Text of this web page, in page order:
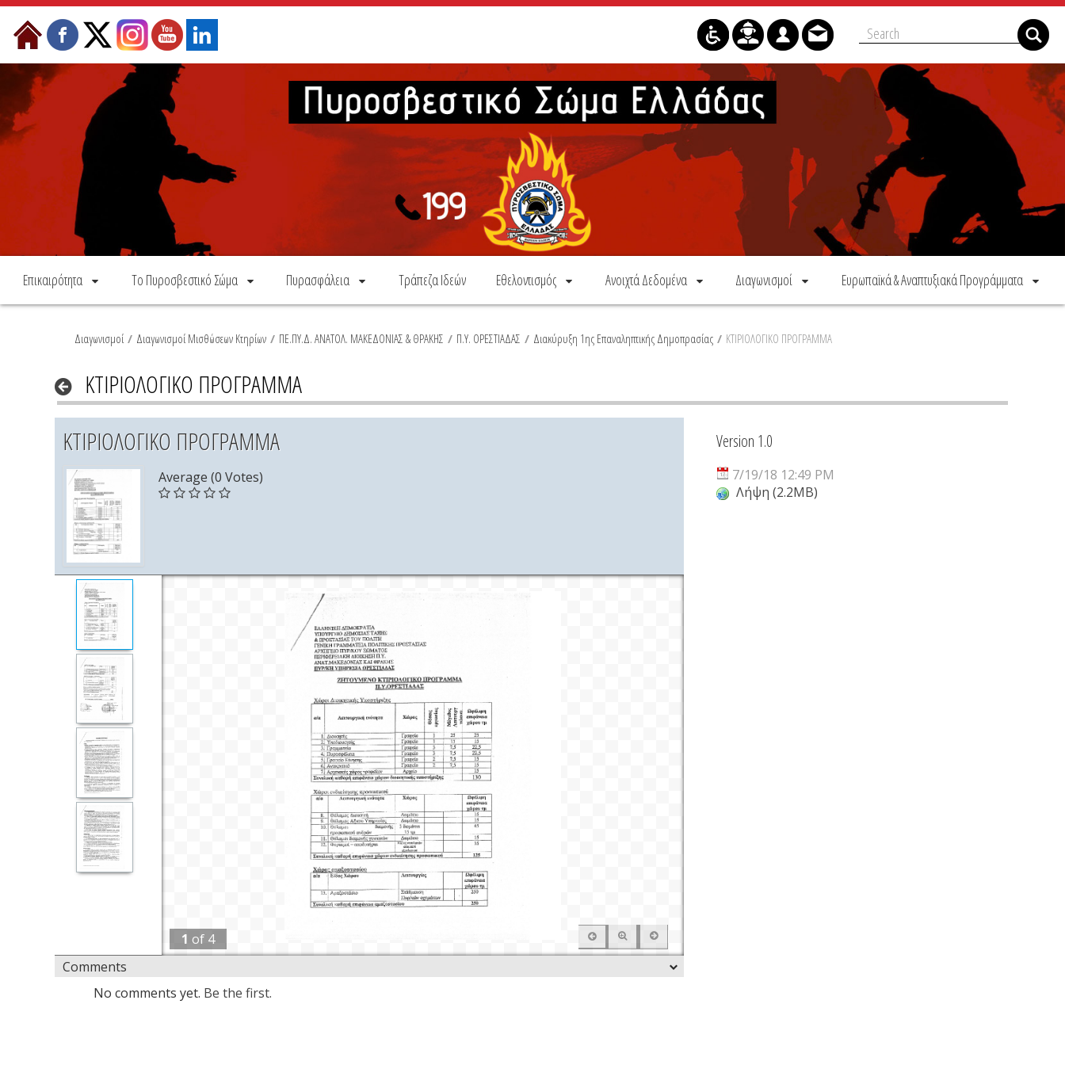
Skip to Content
Επικαιρότητα Το Πυροσβεστικό Σώμα Πυρασφάλεια Τράπεζα Ιδεών Εθελοντισμός Ανοιχτά Δεδομένα Διαγωνισμοί Ευρωπαϊκά & Αναπτυξιακά Προγράμματα
Διαγωνισμοί / Διαγωνισμοί Μισθώσεων Κτηρίων / ΠΕ.ΠΥ.Δ. ΑΝΑΤΟΛ. ΜΑΚΕΔΟΝΙΑΣ & ΘΡΑΚΗΣ / Π.Υ. ΟΡΕΣΤΙΑΔΑΣ / Διακύρυξη 1ης Επαναληπτικής Δημοπρασίας / ΚΤΙΡΙΟΛΟΓΙΚΟ ΠΡΟΓΡΑΜΜΑ
ΚΤΙΡΙΟΛΟΓΙΚΟ ΠΡΟΓΡΑΜΜΑ
ΚΤΙΡΙΟΛΟΓΙΚΟ ΠΡΟΓΡΑΜΜΑ
Average (0 Votes)
1 of 4
Comments
No comments yet. Be the first.
Version 1.0
7/19/18 12:49 PM
Λήψη (2.2MB)